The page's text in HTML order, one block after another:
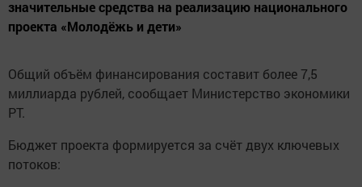
значительные средства на реализацию национального
проекта «Молодёжь и дети»
Общий объём финансирования составит более 7,5
миллиарда рублей, сообщает Министерство экономики
РТ.
Бюджет проекта формируется за счёт двух ключевых
потоков: